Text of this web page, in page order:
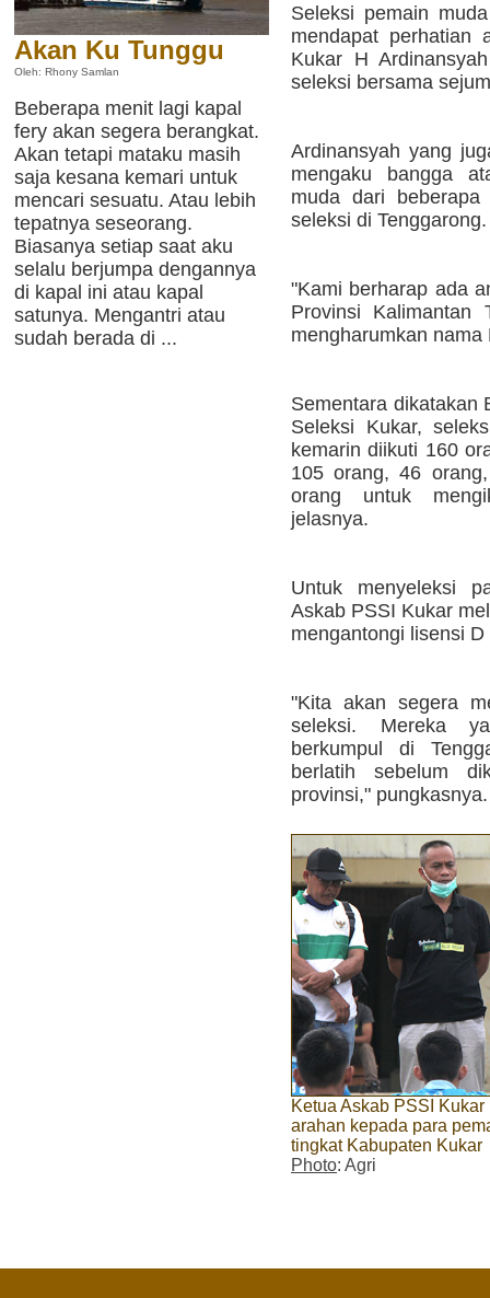
Akan Ku Tunggu
Oleh: Rhony Samlan
Beberapa menit lagi kapal
fery akan segera berangkat.
Akan tetapi mataku masih
saja kesana kemari untuk
mencari sesuatu. Atau lebih
tepatnya seseorang.
Biasanya setiap saat aku
selalu berjumpa dengannya
di kapal ini atau kapal
satunya. Mengantri atau
sudah berada di ...
Seleksi pemain
mendapat perhatian
Kukar H
seleksi bersama
Ardinansyah yang
mengaku bangga
muda dari
seleksi di Tenggarong.
"Kami berharap ada
Provinsi
mengharumkan
Sementara dikatakan
Seleksi Kukar,
kemarin diikuti 160
105 orang, 46
orang untuk
jelasnya.
Untuk menyeleksi
Askab PSSI Kukar
mengantongi lisensi
"Kita akan segera
seleksi. Mereka
berkumpul di
berlatih sebelum
provinsi,"
Ketua Askab PSSI
arahan kepada para
tingkat Kabupaten Kukar
Photo: Agri